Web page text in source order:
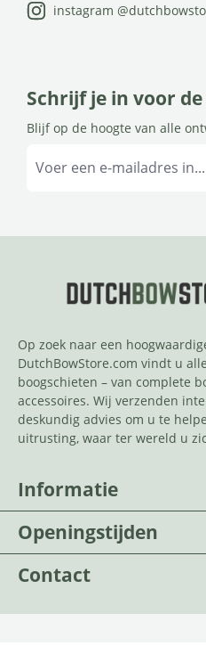
instagram
Schrijf je in voor
Blijf op de hoogte van alle
Contact
Op zoek naar een
DutchBowStore.com vindt u
boogschieten – van complete
accessoires. Wij verzenden
deskundig advies om u te
uitrusting, waar ter wereld u
Informatie
Openingstijden